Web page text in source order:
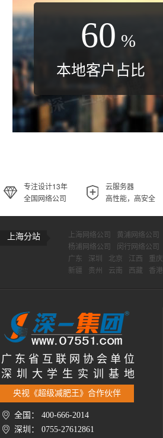
60 %
本地客户占比
专注设计13年
全国网络公司
云服务器
高性能，高安全
上海分站 上海网络公司 黄浦网络公司
杨浦网络公司
闵行网络公司
广东
深圳 北京 江西 重庆
新疆
贵州 云南 西藏 香港
广 东 省 互 联 网 协 会 单 位
深 圳 大 学 生 实 训 基 地
央视《超级减肥王》合作伙伴
全国： 400-666-2014
深圳： 0755-27612861